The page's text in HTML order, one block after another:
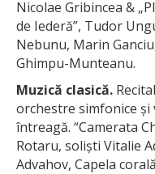
Nicolae Gribincea &
de Iederă”, Tudor
Nebunu, Marin
Ghimpu-Munteanu.
Muzică clasică.
orchestre simfonice
întreagă. “Camerata
Rotaru, soliști Vitalie
Advahov, Capela